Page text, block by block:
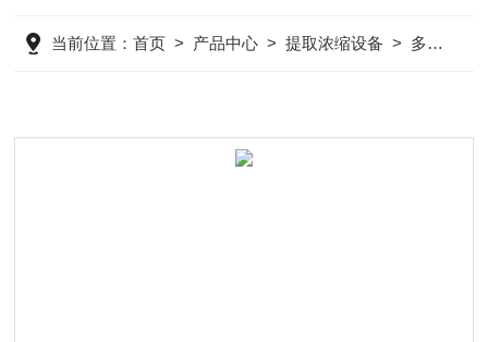
当前位置：首页 > 产品中心 >提取浓缩设备 > 多功能提取罐